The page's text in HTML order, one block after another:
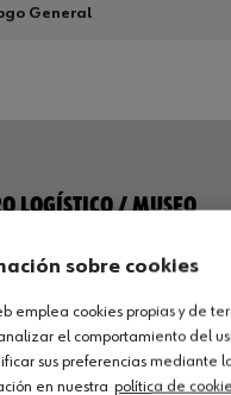
General
LOGÍSTICO / MUSEO
S.A
El (Agoncillo)
España
sobre cookies
emplea cookies propias y de
el comportamiento del
sus preferencias mediante
en nuestra política de